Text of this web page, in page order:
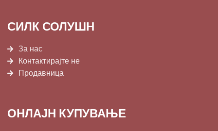
СИЛК СОЛУШН
За нас
Контактирајте не
Продавница
ОНЛАЈН КУПУВАЊЕ